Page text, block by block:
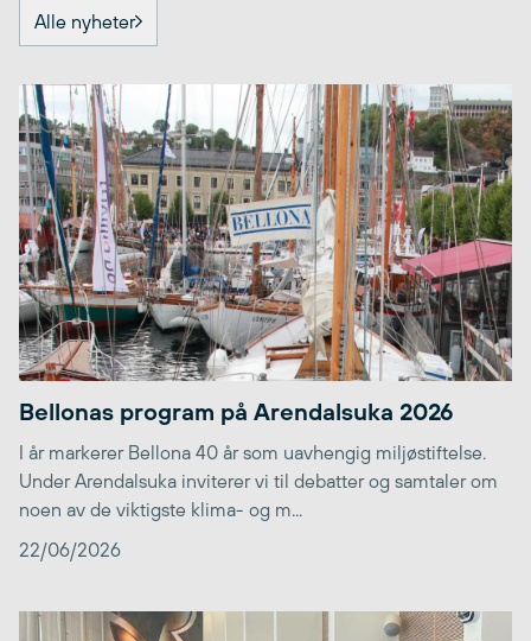
Alle nyheter
Bellonas program på Arendalsuka 2026
I år markerer Bellona 40 år som uavhengig miljøstiftelse.
Under Arendalsuka inviterer vi til debatter og samtaler om
noen av de viktigste klima- og m...
22/06/2026